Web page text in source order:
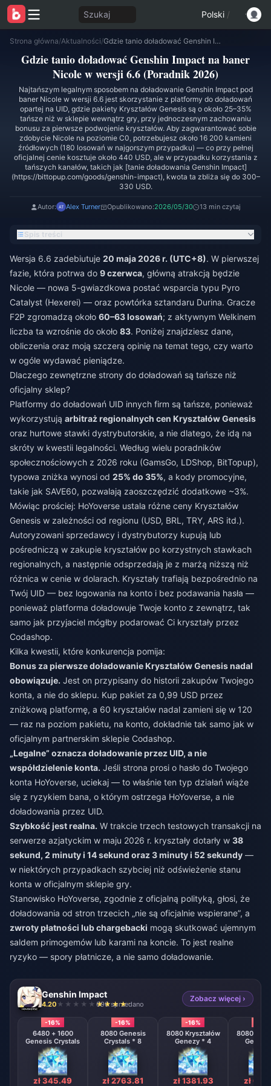
Szukaj Polski /
Strona główna/Aktualności/ Gdzie tanio doładować Genshin Impact na baner Nicole w wersji 6.6 (Poradnik 2026)
Gdzie tanio doładować Genshin Impact na baner
Nicole w wersji 6.6 (Poradnik 2026)
Najtańszym legalnym sposobem na doładowanie Genshin Impact pod
baner Nicole w wersji 6.6 jest skorzystanie z platformy do doładowań
opartej na UID, gdzie pakiety Kryształów Genesis są o około 25–35%
tańsze niż w sklepie wewnątrz gry, przy jednoczesnym zachowaniu
bonusu za pierwsze podwojenie kryształów. Aby zagwarantować sobie
zdobycie Nicole na poziomie C0, potrzebujesz około 16 200 kamieni
źródłowych (180 losowań w najgorszym przypadku) — co przy pełnej
oficjalnej cenie kosztuje około 440 USD, ale w przypadku korzystania z
tańszych kanałów, takich jak [tanie doładowania Genshin Impact]
(https://bittopup.com/goods/genshin-impact), kwota ta zbliża się do 300–
330 USD.
Autor: Alex Turner Opublikowano:2026/05/30 13 min czytaj
Spis treści
Wersja 6.6 zadebiutuje 20 maja 2026 r. (UTC+8). W pierwszej
fazie, która potrwa do 9 czerwca, główną atrakcją będzie
Nicole — nowa 5-gwiazdkowa postać wsparcia typu Pyro
Catalyst (Hexerei) — oraz powtórka sztandaru Durina. Gracze
F2P zgromadzą około 60–63 losowań; z aktywnym Welkinem
liczba ta wzrośnie do około 83. Poniżej znajdziesz dane,
obliczenia oraz moją szczerą opinię na temat tego, czy warto
w ogóle wydawać pieniądze.
Dlaczego zewnętrzne strony do doładowań są tańsze niż
oficjalny sklep?
Platformy do doładowań UID innych firm są tańsze, ponieważ
wykorzystują arbitraż regionalnych cen Kryształów Genesis
oraz hurtowe stawki dystrybutorskie, a nie dlatego, że idą na
skróty w kwestii legalności. Według wielu poradników
społecznościowych z 2026 roku (GamsGo, LDShop, BitTopup),
typowa zniżka wynosi od 25% do 35%, a kody promocyjne,
takie jak SAVE60, pozwalają zaoszczędzić dodatkowe ~3%.
Mówiąc prościej: HoYoverse ustala różne ceny Kryształów
Genesis w zależności od regionu (USD, BRL, TRY, ARS itd.).
Autoryzowani sprzedawcy i dystrybutorzy kupują lub
pośredniczą w zakupie kryształów po korzystnych stawkach
regionalnych, a następnie odsprzedają je z marżą niższą niż
różnica w cenie w dolarach. Kryształy trafiają bezpośrednio na
Twój UID — bez logowania na konto i bez podawania hasła —
ponieważ platforma doładowuje Twoje konto z zewnątrz, tak
samo jak przyjaciel mógłby podarować Ci kryształy przez
Codashop.
Kilka kwestii, które konkurencja pomija:
Bonus za pierwsze doładowanie Kryształów Genesis nadal
obowiązuje. Jest on przypisany do historii zakupów Twojego
konta, a nie do sklepu. Kup pakiet za 0,99 USD przez
zniżkową platformę, a 60 kryształów nadal zamieni się w 120
— raz na poziom pakietu, na konto, dokładnie tak samo jak w
oficjalnym partnerskim sklepie Codashop.
„Legalne” oznacza doładowanie przez UID, a nie
współdzielenie konta. Jeśli strona prosi o hasło do Twojego
konta HoYoverse, uciekaj — to właśnie ten typ działań wiąże
się z ryzykiem bana, o którym ostrzega HoYoverse, a nie
doładowania przez UID.
Szybkość jest realna. W trakcie trzech testowych transakcji na
serwerze azjatyckim w maju 2026 r. kryształy dotarły w 38
sekund, 2 minuty i 14 sekund oraz 3 minuty i 52 sekundy —
w niektórych przypadkach szybciej niż odświeżenie stanu
konta w oficjalnym sklepie gry.
Stanowisko HoYoverse, zgodnie z oficjalną polityką, głosi, że
doładowania od stron trzecich „nie są oficjalnie wspierane”, a
zwroty płatności lub chargebacki mogą skutkować ujemnym
saldem primogemów lub karami na koncie. To jest realne
ryzyko — spory płatnicze, a nie samo doładowanie.
Genshin Impact
4.20 696 sprzedano
Zobacz więcej ›
-16%
6480 + 1600
Genesis Crystals
zł 345.49
-16%
8080 Genesis
Crystals * 8
zł 2763.81
-16%
8080 Kryształów
Genezy * 4
zł 1381.93
8080
zł